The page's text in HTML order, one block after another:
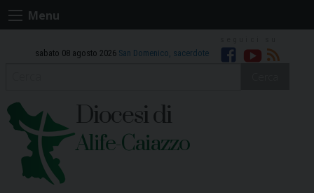
Skip
to
Menu
sabato 08 agosto 2026 San Domenico, sacerdote Facebook
Youtube
RSS
Diocesi di
Alife-Caiazzo